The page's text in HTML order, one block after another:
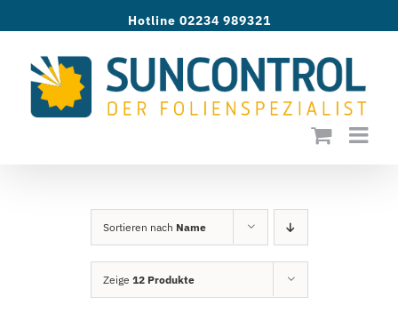
springen
Hotline 02234 989321
Sortieren nach Name
Zeige 12 Produkte